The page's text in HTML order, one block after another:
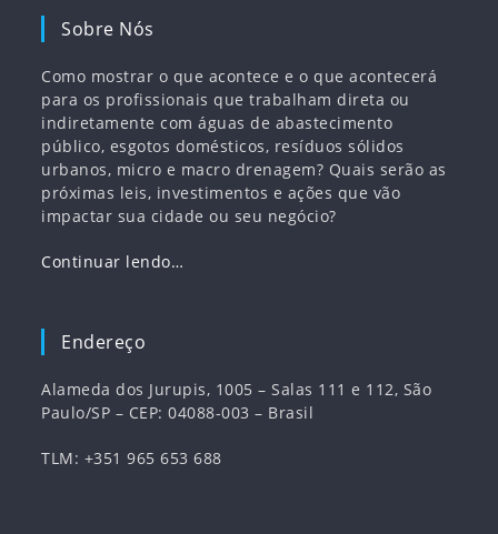
Sobre Nós
Como mostrar o que acontece e o que acontecerá
para os profissionais que trabalham direta ou
indiretamente com águas de abastecimento
público, esgotos domésticos, resíduos sólidos
urbanos, micro e macro drenagem? Quais serão as
próximas leis, investimentos e ações que vão
impactar sua cidade ou seu negócio?
Continuar lendo…
Endereço
Alameda dos Jurupis, 1005 – Salas 111 e 112, São
Paulo/SP – CEP: 04088-003 – Brasil
TLM: +351 965 653 688